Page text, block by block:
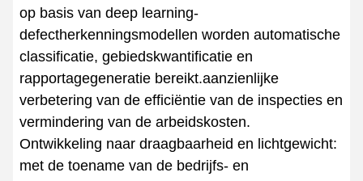
op basis van deep learning-
defectherkenningsmodellen worden automatische
classificatie, gebiedskwantificatie en
rapportagegeneratie bereikt.aanzienlijke
verbetering van de efficiëntie van de inspecties en
vermindering van de arbeidskosten.
Ontwikkeling naar draagbaarheid en lichtgewicht:
met de toename van de bedrijfs- en